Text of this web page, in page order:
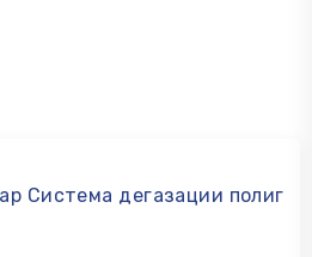
Система дегазации полиг